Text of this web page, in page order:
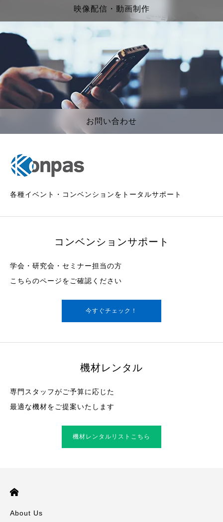
映像配信・動画制作
お問い合わせ
各種イベント・コンベンションをトータルサポート
コンベンションサポート
学会・研究会・セミナー担当の方
こちらのページをご確認ください
今すぐチェック！
機材レンタル
専門スタッフがご予算に応じた
最適な機材をご提案いたします
機材レンタルリストこちら
About Us